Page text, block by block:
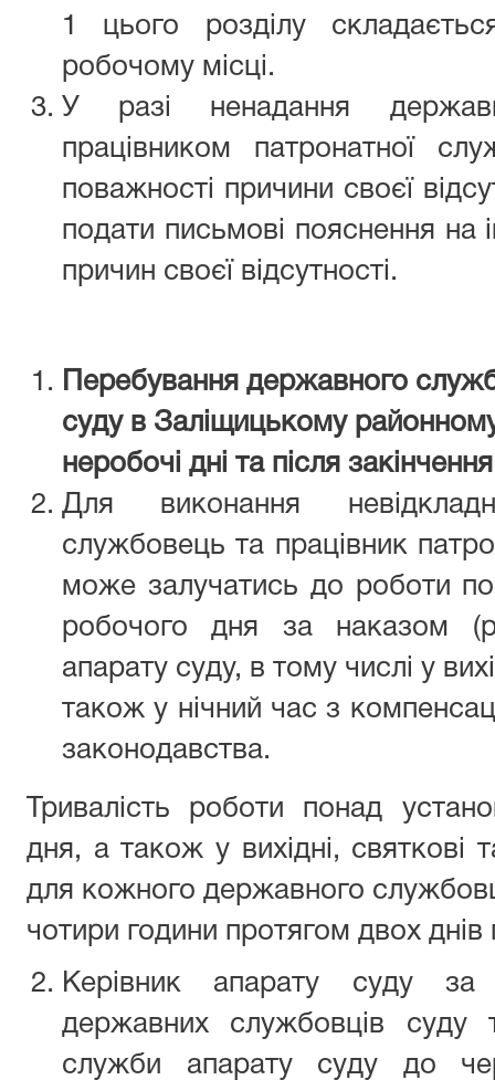
1 цього розділу
робочому місці.
У разі ненадання
працівником патронатної
поважності причини своєї
подати письмові пояснення на
причин своєї відсутності.
Перебування державного
суду в Заліщицькому районному
неробочі дні та після
Для виконання
службовець та працівник
може залучатись до роботи
робочого дня за наказом
апарату суду, в тому числі у
також у нічний час з
законодавства.
Тривалість роботи понад
дня, а також у вихідні, святкові
для кожного державного
чотири години протягом двох днів
Керівник апарату суду
державних службовців суду
служби апарату суду до